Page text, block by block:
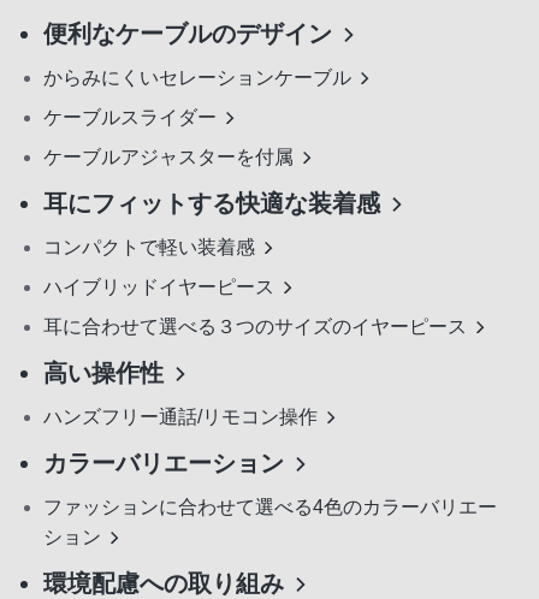
便利なケーブルのデザイン
からみにくいセレーションケーブル
ケーブルスライダー
ケーブルアジャスターを付属
耳にフィットする快適な装着感
コンパクトで軽い装着感
ハイブリッドイヤーピース
耳に合わせて選べる３つのサイズのイヤーピース
高い操作性
ハンズフリー通話/リモコン操作
カラーバリエーション
ファッションに合わせて選べる4色のカラーバリエー
ション
環境配慮への取り組み